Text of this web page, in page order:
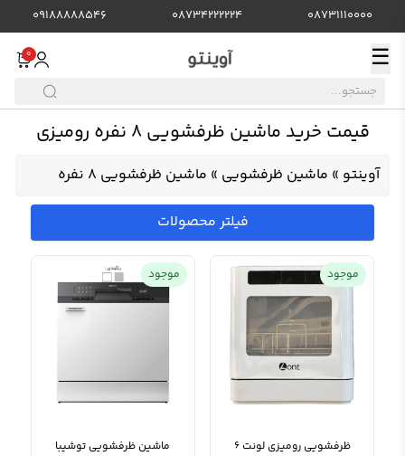
08731110000
08734222224
09188888546
☰
0
قیمت خرید ماشین ظرفشویی 8 نفره رومیزی
آوینتو » ماشین ظرفشویی » ماشین ظرفشویی 8 نفره
فیلتر محصولات
موجود
ظرفشویی رومیزی لونت 6
موجود
ماشین ظرفشویی توشیبا